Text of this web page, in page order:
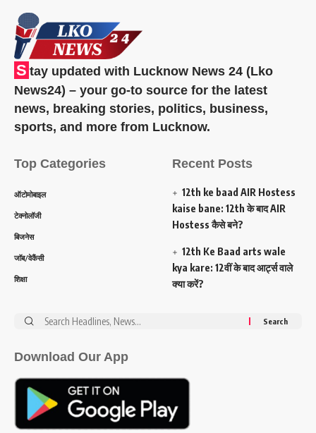
S tay updated with Lucknow News 24 (Lko
News24) – your go-to source for the latest
news, breaking stories, politics, business,
sports, and more from Lucknow.
Top Categories
ऑटोमोबाइल
टेक्नोलॉजी
बिजनेस
जॉब/वेकैंसी
शिक्षा
Recent Posts
12th ke baad AIR Hostess
kaise bane: 12th के बाद AIR
Hostess कैसे बने?
12th Ke Baad arts wale
kya kare: 12वीं के बाद आर्ट्स वाले
क्या करें?
Search
Download Our App